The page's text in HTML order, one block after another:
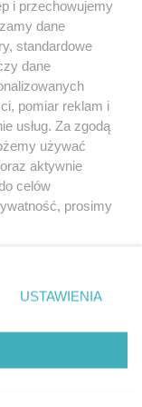
sp. z o.o.
i przechowujemy
dane
standardowe
dane
pomiar reklam i
usług. Za zgodą
używać
aktywnie
celów
prosimy
rogu strony
nie wymagają
USTAWIENIA